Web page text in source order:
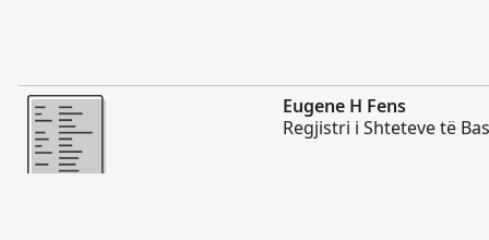
Më Shumë
Eugene H Fens
Regjistri i Shteteve të